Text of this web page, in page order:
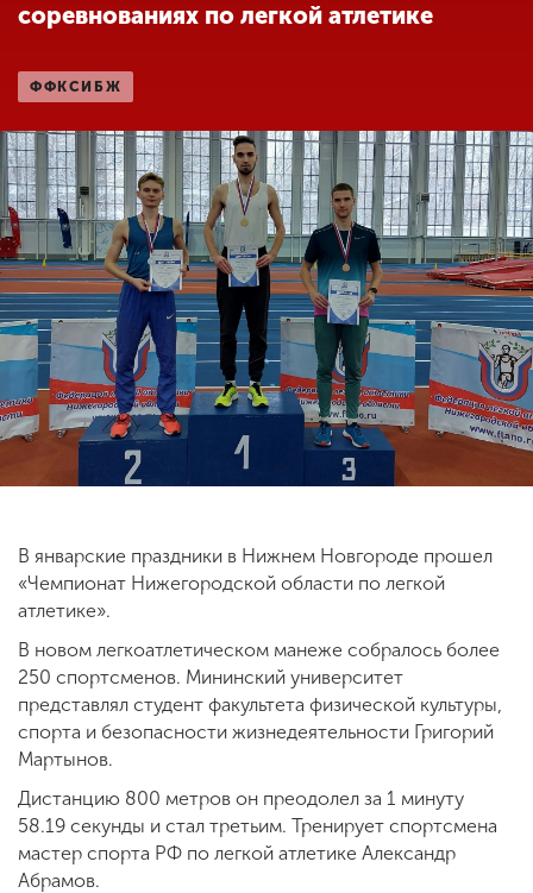
деятельность
Другие виды
деятельности
Студенческая жизнь
Сведения об
образовательной
организации
ENG SPN CHI
Приемная
комиссия
+7 (831) 262-26-20
соревнованиях по легкой атлетике
ФФКСИБЖ
В январские праздники в Нижнем Новгороде прошел
«Чемпионат Нижегородской области по легкой
атлетике».
В новом легкоатлетическом манеже собралось более
250 спортсменов. Мининский университет
представлял студент факультета физической культуры,
спорта и безопасности жизнедеятельности Григорий
Мартынов.
Дистанцию 800 метров он преодолел за 1 минуту
58.19 секунды и стал третьим. Тренирует спортсмена
мастер спорта РФ по легкой атлетике Александр
Абрамов.